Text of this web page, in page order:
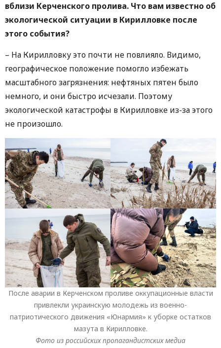
вблизи Керченского пролива. Что вам известно об
экологической ситуации в Кирилловке после
этого события?
– На Кирилловку это почти не повлияло. Видимо,
географическое положение помогло избежать
масштабного загрязнения: нефтяных пятен было
немного, и они быстро исчезали. Поэтому
экологической катастрофы в Кирилловке из-за этого
не произошло.
После аварии в Керченском проливе оккупационные власти
привлекли украинскую молодежь из военно-
патриотического движения «Юнармия» к уборке остатков
мазута в Кирилловке.
Фото из российских пропагандистских медиа